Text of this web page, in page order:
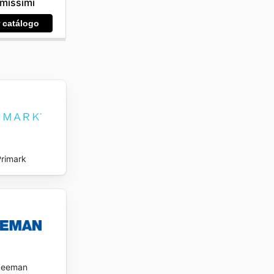
y
haya
para
now.
catálogo